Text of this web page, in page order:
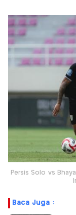
Persis Solo vs
Baca Juga :